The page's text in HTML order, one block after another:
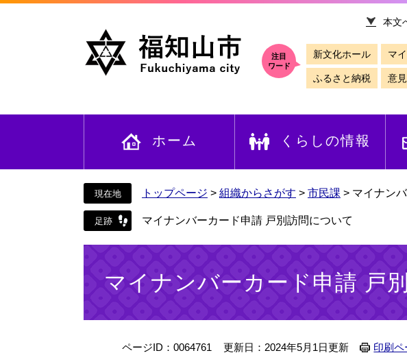
文
本文
注目
ワード
新文化ホール マ
ふるさと納税 意
ホーム くらしの情報
トップページ > 組織からさがす > 市民課 > マイナン
マイナンバーカード申請 戸別訪問について
マイナンバーカード申請 戸
ページID：0064761 更新日：2024年5月1日更新 印刷ペ